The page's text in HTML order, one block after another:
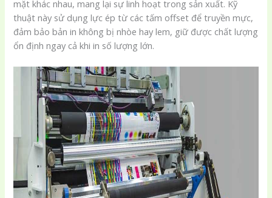
mặt khác nhau, mang lại sự linh hoạt trong sản xuất. Kỹ
thuật này sử dụng lực ép từ các tấm offset để truyền mực,
đảm bảo bản in không bị nhòe hay lem, giữ được chất lượng
ổn định ngay cả khi in số lượng lớn.